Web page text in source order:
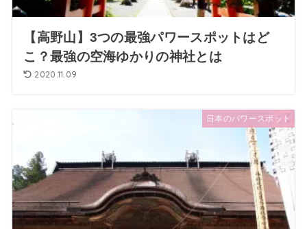
【高野山】3つの最強パワースポットはど
こ？最強の空海ゆかりの神社とは
2020.11.09
日本のパワースポット